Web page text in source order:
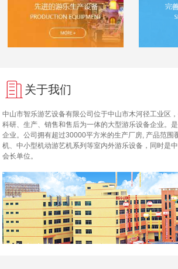
关于我们
中山市智乐游艺设备有限公司位于中山市木河径工业区
科研、生产、销售和售后为一体的大型游乐设备企业。
企业。公司拥有超过30000平方米的生产厂房, 产品范围
机、中小型机动游艺机系列等室内外游乐设备，同时是
会长单位。